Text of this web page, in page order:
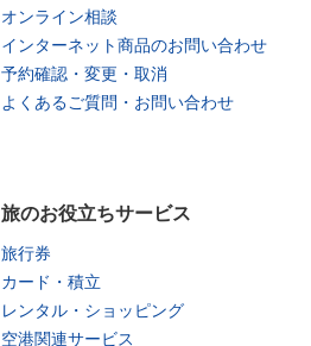
オンライン相談
インターネット商品のお問い合わせ
予約確認・変更・取消
よくあるご質問・お問い合わせ
旅のお役立ちサービス
旅行券
カード・積立
レンタル・ショッピング
空港関連サービス